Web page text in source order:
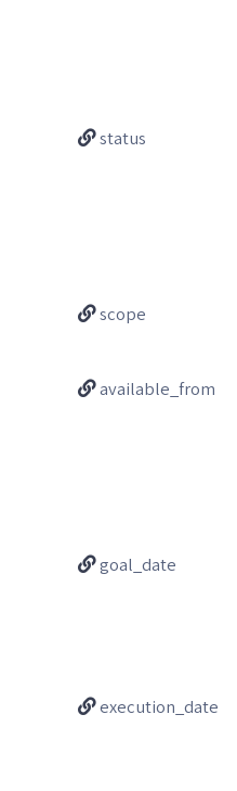
status
scope
available_from
goal_date
execution_date